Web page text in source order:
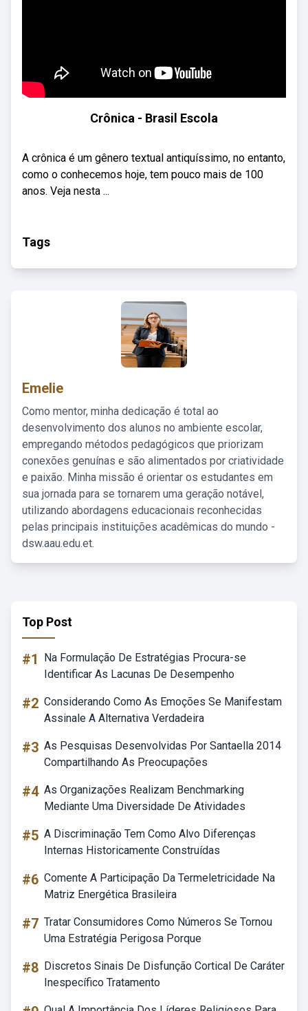
Crônica - Brasil Escola
A crônica é um gênero textual antiquíssimo, no entanto,
como o conhecemos hoje, tem pouco mais de 100
anos. Veja nesta ...
Tags
Emelie
Como mentor, minha dedicação é total ao
desenvolvimento dos alunos no ambiente escolar,
empregando métodos pedagógicos que priorizam
conexões genuínas e são alimentados por criatividade
e paixão. Minha missão é orientar os estudantes em
sua jornada para se tornarem uma geração notável,
utilizando abordagens educacionais reconhecidas
pelas principais instituições acadêmicas do mundo -
dsw.aau.edu.et.
Top Post
#1
Na Formulação De Estratégias Procura-se
Identificar As Lacunas De Desempenho
#2 Considerando Como As Emoções Se Manifestam
Assinale A Alternativa Verdadeira
#3 As Pesquisas Desenvolvidas Por Santaella 2014
Compartilhando As Preocupações
#4 As Organizações Realizam Benchmarking
Mediante Uma Diversidade De Atividades
#5 A Discriminação Tem Como Alvo Diferenças
Internas Historicamente Construídas
#6 Comente A Participação Da Termeletricidade Na
Matriz Energética Brasileira
#7 Tratar Consumidores Como Números Se Tornou
Uma Estratégia Perigosa Porque
#8 Discretos Sinais De Disfunção Cortical De Caráter
Inespecífico Tratamento